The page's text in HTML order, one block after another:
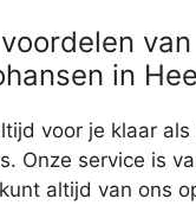
in
voor je klaar
Onze service is
altijd van ons